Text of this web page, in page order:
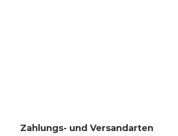
Zahlungs- und Versandarten